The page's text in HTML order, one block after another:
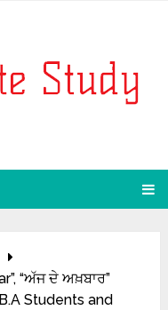
“ਅੱਜ ਦੇ ਅਖ਼ਬਾਰ”
Students and